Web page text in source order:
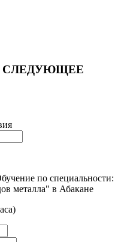
СЛЕДУЮЩЕЕ
по специальности:
металла" в Абакане